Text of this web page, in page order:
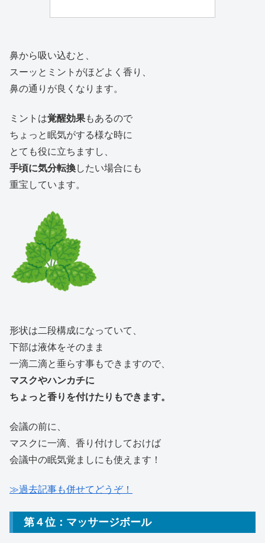
鼻から吸い込むと、
スーッとミントがほどよく香り、
鼻の通りが良くなります。
ミントは覚醒効果もあるので
ちょっと眠気がする様な時に
とても役に立ちますし、
手頃に気分転換したい場合にも
重宝しています。
形状は二段構成になっていて、
下部は液体をそのまま
一滴二滴と垂らす事もできますので、
マスクやハンカチに
ちょっと香りを付けたりもできます。
会議の前に、
マスクに一滴、香り付けしておけば
会議中の眠気覚ましにも使えます！
≫過去記事も併せてどうぞ！
第４位：マッサージボール